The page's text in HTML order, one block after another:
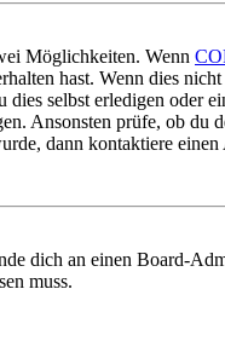
Möglichkeiten. Wenn
hast. Wenn dies
selbst erledigen oder
Ansonsten prüfe, ob du
dann kontaktiere einen
dich an einen Board-
muss.